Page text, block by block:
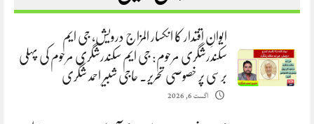
ایوانِ اقتدار کا انکسار المزاج درویش، جی ایم
سکندرشگری مرحوم: جی ایم سکندرشگری مرحوم کی پہلی
برسی پر خصوصی تحریر. حاجی شبیر احمد شگری
اگست 6, 2026